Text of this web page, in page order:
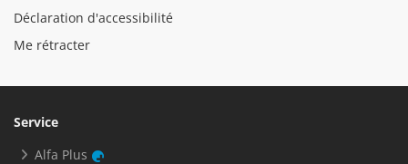
Déclaration d'accessibilité
Me rétracter
Service
Alfa Plus